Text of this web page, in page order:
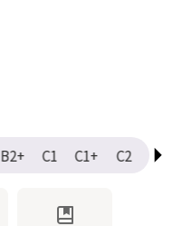
B2+ C1 C1+ C2